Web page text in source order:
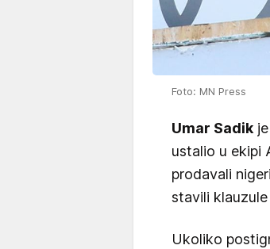
Foto: MN Press
Umar Sadik
ustalio u ekipi
prodavali
stavili
Ukoliko